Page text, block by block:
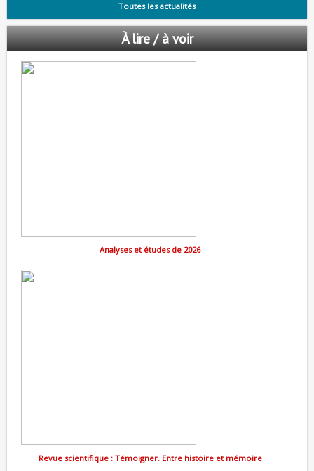
Toutes les actualités
À lire / à voir
Analyses et études de 2026
Revue scientifique : Témoigner. Entre histoire et mémoire